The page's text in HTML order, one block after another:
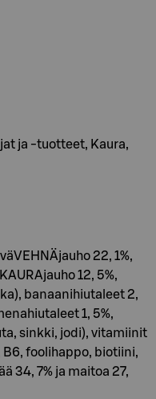
ja -tuotteet, Kaura,
22, 1%,
12, 5%,
banaanihiutaleet 2,
1, 5%,
sinkki, jodi), vitamiinit
B6, foolihappo, biotiini,
34, 7% ja maitoa 27,